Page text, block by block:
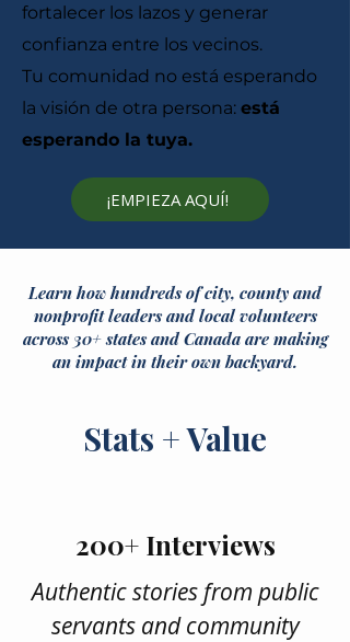
fortalecer los lazos y generar
confianza entre los vecinos.
Tu comunidad no está esperando
la visión de otra persona: está
esperando la tuya.
¡EMPIEZA AQUÍ!
Learn how hundreds of city, county and
nonprofit leadersand local volunteers
across 30+ states and Canada are making
an impact in their own backyard.
Stats + Value
200+ Interviews
Authentic stories from public
servants and community